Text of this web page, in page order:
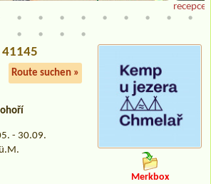
recepce
41145
Route suchen »
- 30.09.
Merkbox